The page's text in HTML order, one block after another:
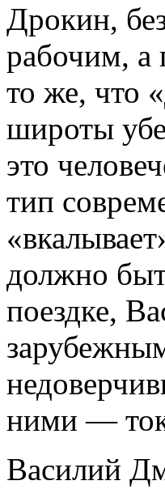
Дрокин,
рабочим, а
то же, что
широты
это
тип
должно
поездке,
ними —
Василий